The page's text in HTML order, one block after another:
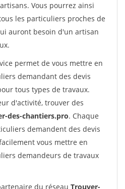
Vous pourrez ainsi
les particuliers proches de
auront besoin d'un artisan
permet de vous mettre en
demandant des devis
tous types de travaux.
d'activité, trouver des
des-chantiers.pro. Chaque
demandent des devis
vous mettre en
demandeurs de travaux
du réseau Trouver-